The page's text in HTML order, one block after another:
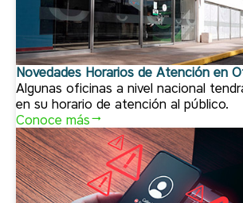
Novedades Horarios de Atención en
Algunas oficinas a nivel nacional
en su horario de atención al público.
Conoce más